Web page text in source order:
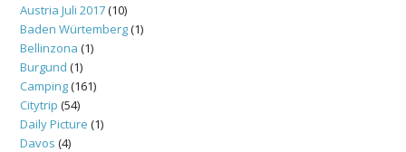
Austria Juli 2017(10)
Baden Würtemberg(1)
Bellinzona (1)
Burgund (1)
Camping(161)
Citytrip (54)
Daily Picture (1)
Davos (4)